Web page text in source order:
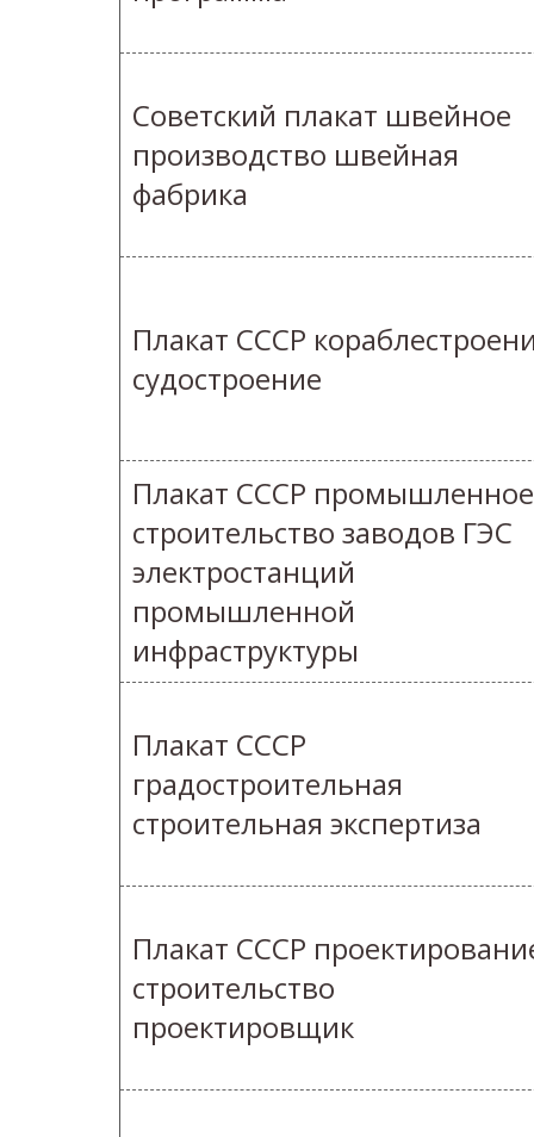
Советский плакат швейное
производство швейная
фабрика
Плакат СССР
судостроение
Плакат СССР промышленное
строительство заводов ГЭС
электростанций
промышленной
инфраструктуры
Плакат СССР
градостроительная
строительная экспертиза
Плакат СССР
строительство
проектировщик